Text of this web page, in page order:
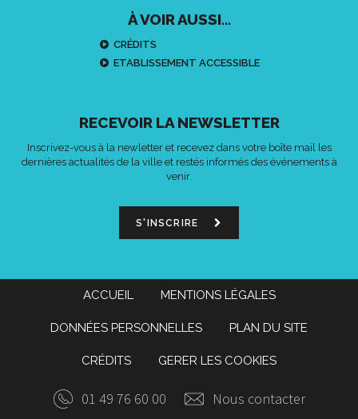
À VOIR AUSSI...
CRÉDITS
ETABLISSEMENT ACCESSIBLE
RECEVOIR LA NEWSLETTER
Inscrivez-vous à la newletter et recevez dans votre boîte mail les
dernières actualités de la ville et restés informés des événements à
venir.
S'INSCRIRE
ACCUEIL MENTIONS LÉGALES
DONNÉES PERSONNELLES PLAN DU SITE
CRÉDITS GERER LES COOKIES
01 49 76 60 00 Nous contacter